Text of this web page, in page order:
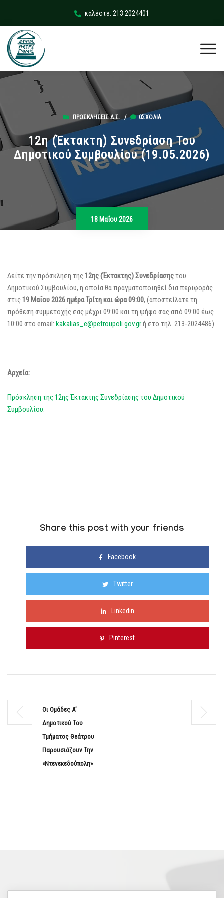
καλέστε: 213 2024401
ΠΡΟΣΚΛΉΣΕΙΣ Δ.Σ. / 0ΣΧΌΛΙΑ
12η (Έκτακτη) Συνεδρίαση Του
Δημοτικού Συμβουλίου (19.05.2026)
18 Μαΐου 2026
Δείτε την πρόσκληση της 12ης (Έκτακτης) Συνεδρίασηςτου
Δημοτικού Συμβουλίου, η οποία θα πραγματοποιηθείδια περιφοράς
στις 19 Μαΐου 2026 ημέρα Τρίτη και ώρα 09:00, (αποστείλατε τη
πρόθεση συμμετοχής σας μέχρι 09:00 και τη ψήφο σας από 09:00 έως
10:00 στο email: kakalias_e@petroupoli.gov.grή στο τηλ. 213-2024486)
Αρχεία:
Πρόσκληση της 12ης Έκτακτης Συνεδρίασης του Δημοτικού
Συμβουλίου.
Share this post with your friends
Facebook
Twitter
Linkedin
Pinterest
Οι Ομάδες Α’
Δημοτικού Του
Τμήματος Θεάτρου
Παρουσιάζουν Την
«Ντενεκεδούπολη»